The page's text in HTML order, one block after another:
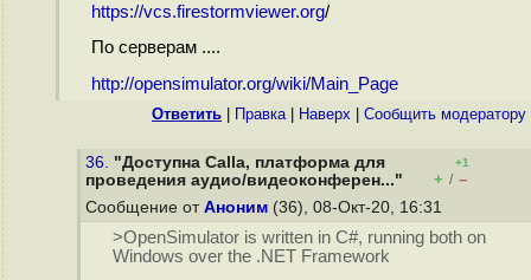
https://vcs.firestormviewer.org/
По серверам ....
http://opensimulator.org/wiki/Main_Page
Ответить Правка| Наверх Cообщить модератору
36. "Доступна Calla, платформа для
проведения аудио/видеоконферен..."
+1
+ / –
Сообщение от Аноним (36), 08-Окт-20, 16:31
>OpenSimulator is written in C#, running both on
Windows over the .NET Framework